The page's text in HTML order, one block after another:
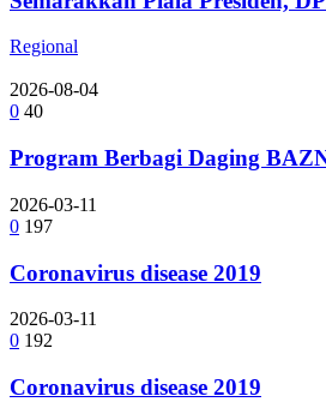
Regional
2026-08-04
0 40
Program Berbagi Daging
2026-03-11
0 197
Coronavirus disease 2019
2026-03-11
0 192
Coronavirus disease 2019